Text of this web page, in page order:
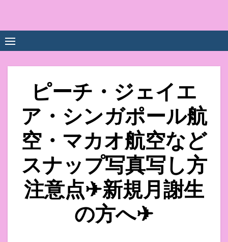
content
数UPｽｸｰﾙ
ピーチ・ジェイエ
ア・シンガポール航
空・マカオ航空など
スナップ写真写し方
注意点✈新規月謝生
の方へ✈